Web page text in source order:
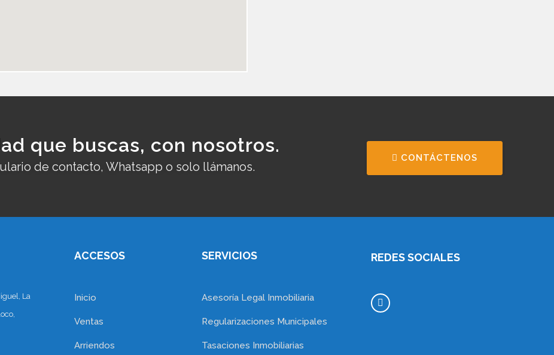
que buscas, con nosotros.
de contacto, Whatsapp o solo llámanos.
CONTÁCTENOS
La
ACCESOS
Inicio
Ventas
Arriendos
SERVICIOS
Asesoría Legal Inmobiliaria
Regularizaciones Municipales
Tasaciones Inmobiliarias
REDES SOCIALES